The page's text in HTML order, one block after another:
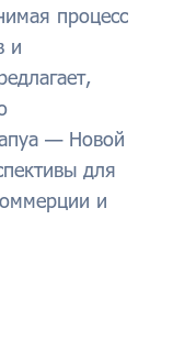
процесс
и
— Новой
для
и